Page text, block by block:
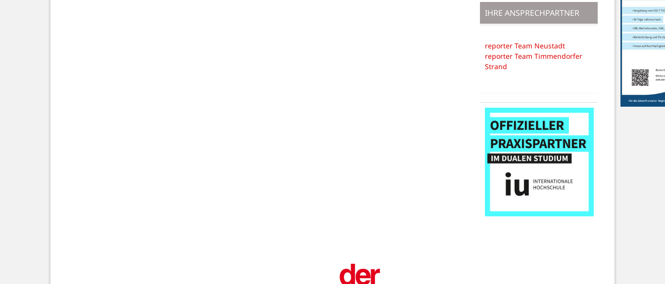
IHRE ANSPRECHPARTNER
reporter Team Neustadt
reporter Team Timmendorfer
Strand